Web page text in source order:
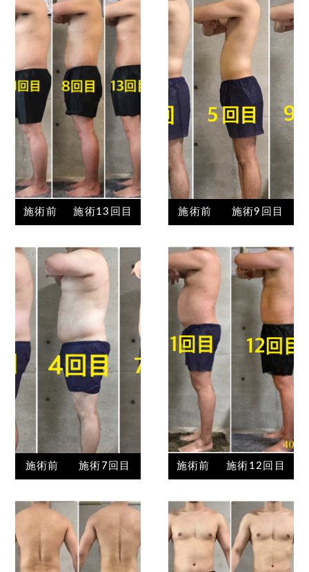
施術前 施術13回目 施術前 施術9回目
施術前 施術7回目 施術前 施術12回目